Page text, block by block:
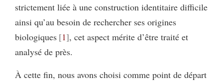
strictement liée à une construction identitaire difficile
ainsi qu’au besoin de rechercher ses origines
biologiques 1 , cet aspect mérite d’être traité et
analysé de près.
À cette fin, nous avons choisi comme point de départ